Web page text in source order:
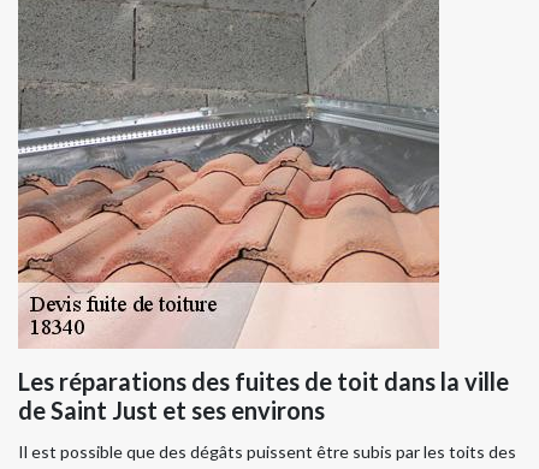
Les réparations des fuites de toit dans la ville
de Saint Just et ses environs
Il est possible que des dégâts puissent être subis par les toits des